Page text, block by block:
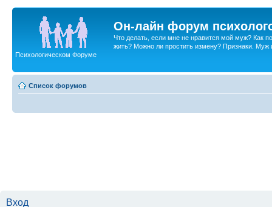
Он-лайн форум
Что делать, если мне не нравится мой муж? Как
жить? Можно ли простить измену? Признаки. Муж
Психологическом Форуме
Список форумов
Вход